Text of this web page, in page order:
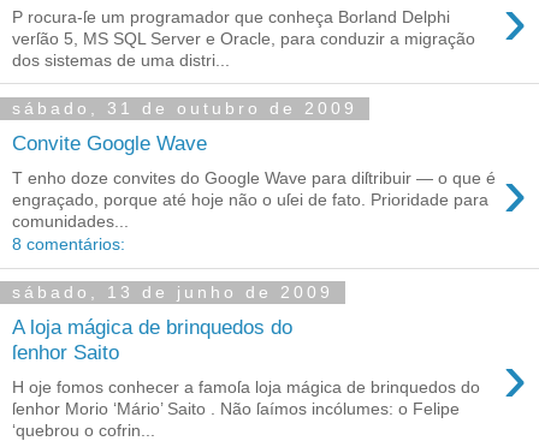
›
P rocura‐ſe um programador que conheça Borland Delphi
verſão 5, MS SQL Server e Oracle, para conduzir a migração
dos sistemas de uma distri...
sábado, 31 de outubro de 2009
Convite Google Wave
›
T enho doze convites do Google Wave para diſtribuir — o que é
engraçado, porque até hoje não o uſei de fato. Prioridade para
comunidades...
8 comentários:
sábado, 13 de junho de 2009
A loja mágica de brinquedos do
ſenhor Saito
›
H oje fomos conhecer a famoſa loja mágica de brinquedos do
ſenhor Morio ‘Mário’ Saito . Não ſaímos incólumes: o Felipe
‘quebrou o cofrin...